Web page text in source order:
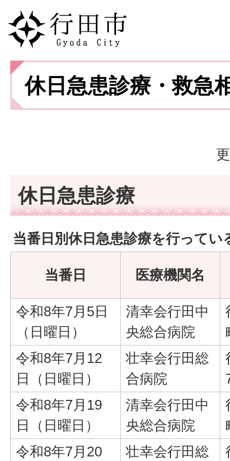
休日急患診療・救急
休日急患診療
当番日別休日急患診療を行ってい
当番日 医療機関名
令和8年7月5日
（日曜日）
清幸会行田中
央総合病院
令和8年7月12
日（日曜日）
壮幸会行田総
合病院
令和8年7月19
日（日曜日）
清幸会行田中
央総合病院
令和8年7月20
壮幸会行田総